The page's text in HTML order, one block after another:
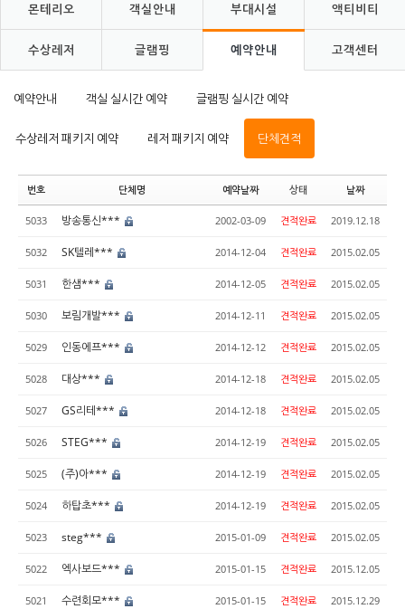
몬테리오 객실안내 부대시설 액티비티
수상레저 글램핑 예약안내 고객센터
예약안내 객실 실시간 예약 글램핑 실시간 예약
수상레저 패키지 예약 레저 패키지 예약 단체견적
번호 단체명 예약날짜 상태 날짜
5033 방송통신*** 2002-03-09 견적완료 2019.12.18
5032 SK텔레*** 2014-12-04 견적완료 2015.02.05
5031 한샘*** 2014-12-05 견적완료 2015.02.05
5030 보림개발*** 2014-12-11 견적완료 2015.02.05
5029 인동에프*** 2014-12-12 견적완료 2015.02.05
5028 대상*** 2014-12-18 견적완료 2015.02.05
5027 GS리테*** 2014-12-18 견적완료 2015.02.05
5026 STEG*** 2014-12-19 견적완료 2015.02.05
5025 (주)아*** 2014-12-19 견적완료 2015.02.05
5024 하탑초*** 2014-12-19 견적완료 2015.02.05
5023 steg*** 2015-01-09 견적완료 2015.02.05
5022 엑사보드*** 2015-01-15 견적완료 2015.12.05
5021 수련회모*** 2015-01-15 견적완료 2015.12.29